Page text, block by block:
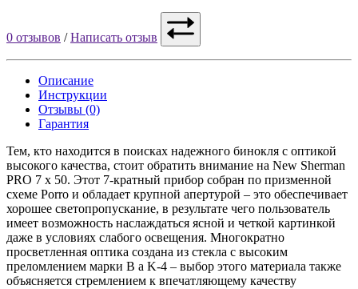
0 отзывов /Написать отзыв
Описание
Инструкции
Отзывы (0)
Гарантия
Тем, кто находится в поисках надежного бинокля с оптикой
высокого качества, стоит обратить внимание на New Sherman
PRO 7 x 50. Этот 7-кратный прибор собран по призменной
схеме Porro и обладает крупной апертурой – это обеспечивает
хорошее светопропускание, в результате чего пользователь
имеет возможность наслаждаться ясной и четкой картинкой
даже в условиях слабого освещения. Многократно
просветленная оптика создана из стекла с высоким
преломлением марки B a K-4 – выбор этого материала также
объясняется стремлением к впечатляющему качеству